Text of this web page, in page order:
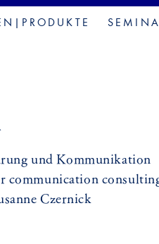
und Kommunikation
communication
Czernick